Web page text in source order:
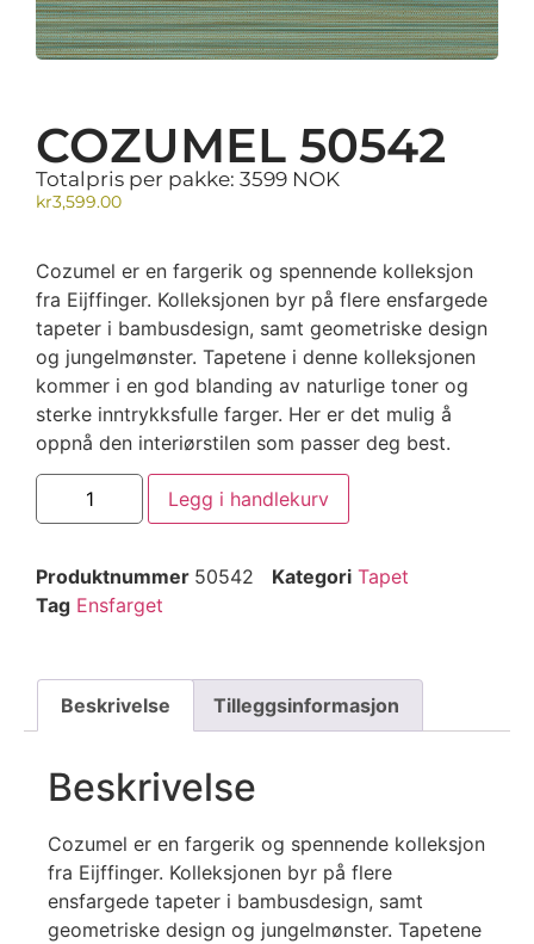
COZUMEL 50542
Totalpris per pakke: 3599 NOK
kr3,599.00
Cozumel er en fargerik og spennende kolleksjon
fra Eijffinger. Kolleksjonen byr på flere ensfargede
tapeter i bambusdesign, samt geometriske design
og jungelmønster. Tapetene i denne kolleksjonen
kommer i en god blanding av naturlige toner og
sterke inntrykksfulle farger. Her er det mulig å
oppnå den interiørstilen som passer deg best.
Legg i handlekurv
Produktnummer 50542 Kategori Tapet
Tag Ensfarget
Beskrivelse Tilleggsinformasjon
Beskrivelse
Cozumel er en fargerik og spennende kolleksjon
fra Eijffinger. Kolleksjonen byr på flere
ensfargede tapeter i bambusdesign, samt
geometriske design og jungelmønster. Tapetene